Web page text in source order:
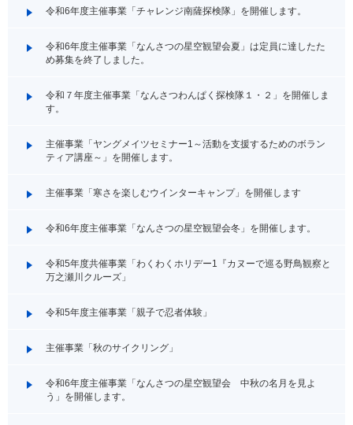
令和6年度主催事業「チャレンジ南薩探検隊」を開催します。
令和6年度主催事業「なんさつの星空観望会夏」は定員に達したた
め募集を終了しました。
令和７年度主催事業「なんさつわんぱく探検隊１・２」を開催しま
す。
主催事業「ヤングメイツセミナー1～活動を支援するためのボラン
ティア講座～」を開催します。
主催事業「寒さを楽しむウインターキャンプ」を開催します
令和6年度主催事業「なんさつの星空観望会冬」を開催します。
令和5年度共催事業「わくわくホリデー1『カヌーで巡る野鳥観察と
万之瀬川クルーズ」
令和5年度主催事業「親子で忍者体験」
主催事業「秋のサイクリング」
令和6年度主催事業「なんさつの星空観望会 中秋の名月を見よ
う」を開催します。